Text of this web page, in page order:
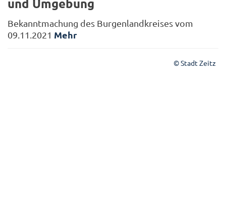
und Umgebung
Bekanntmachung des Burgenlandkreises vom
09.11.2021 Mehr
© Stadt Zeitz